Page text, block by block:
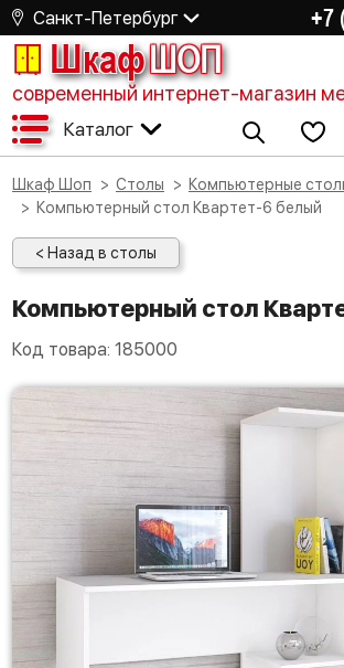
Санкт-Петербург +7
ШкафШОП
современный интернет-магазин
Каталог
Шкаф Шоп Столы
Компьютерные
Компьютерный стол Квартет-6 белый
< Назад в столы
Компьютерный стол
Код товара: 185000